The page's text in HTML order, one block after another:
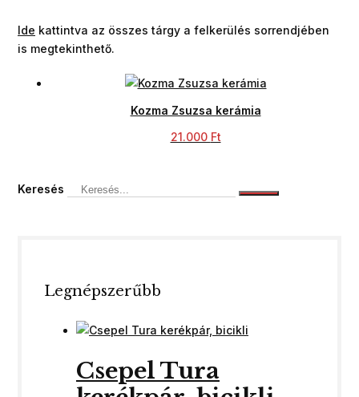
Ide kattintva az összes tárgy a felkerülés sorrendjében
is megtekinthető.
Kozma Zsuzsa kerámia
21.000 Ft
Keresés
Legnépszerűbb
Csepel Tura